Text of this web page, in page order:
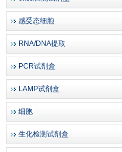
感受态细胞
RNA/DNA提取
PCR试剂盒
LAMP试剂盒
细胞
生化检测试剂盒